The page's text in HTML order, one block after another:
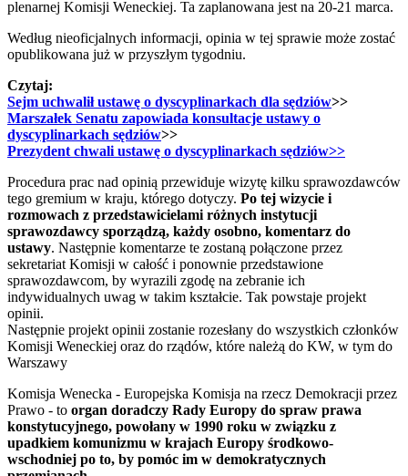
plenarnej Komisji Weneckiej. Ta zaplanowana jest na 20-21 marca.
Według nieoficjalnych informacji, opinia w tej sprawie może zostać
opublikowana już w przyszłym tygodniu.
Czytaj:
Sejm uchwalił ustawę o dyscyplinarkach dla sędziów>>
Marszałek Senatu zapowiada konsultacje ustawy o
dyscyplinarkach sędziów>>
Prezydent chwali ustawę o dyscyplinarkach sędziów>>
Procedura prac nad opinią przewiduje wizytę kilku sprawozdawców
tego gremium w kraju, którego dotyczy. Po tej wizycie i
rozmowach z przedstawicielami różnych instytucji
sprawozdawcy sporządzą, każdy osobno, komentarz do
ustawy. Następnie komentarze te zostaną połączone przez
sekretariat Komisji w całość i ponownie przedstawione
sprawozdawcom, by wyrazili zgodę na zebranie ich
indywidualnych uwag w takim kształcie. Tak powstaje projekt
opinii.
Następnie projekt opinii zostanie rozesłany do wszystkich członków
Komisji Weneckiej oraz do rządów, które należą do KW, w tym do
Warszawy
Komisja Wenecka - Europejska Komisja na rzecz Demokracji przez
Prawo - to organ doradczy Rady Europy do spraw prawa
konstytucyjnego, powołany w 1990 roku w związku z
upadkiem komunizmu w krajach Europy środkowo-
wschodniej po to, by pomóc im w demokratycznych